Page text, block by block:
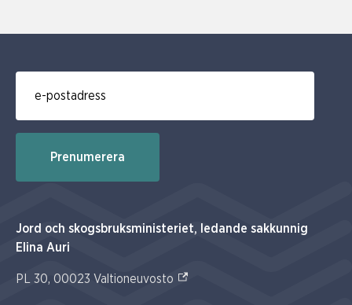
Prenumerera
Jord och skogsbruksministeriet, ledande sakkunnig
Elina Auri
PL 30, 00023 Valtioneuvosto (Extern link)